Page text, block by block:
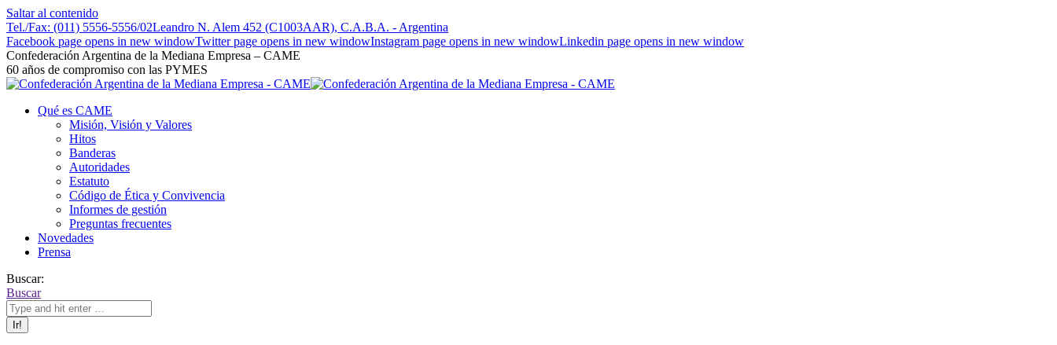
Saltar al contenido
Tel./Fax: (011) 5556-5556/02Leandro N. Alem 452 (C1003AAR), C.A.B.A. - Argentina
Facebook page opens in new windowTwitter page opens in new windowInstagram page opens in new windowLinkedin page opens in new window
Confederación Argentina de la Mediana Empresa – CAME
60 años de compromiso con las PYMES
Qué es CAME
Misión, Visión y Valores
Hitos
Banderas
Autoridades
Estatuto
Código de Ética y Convivencia
Informes de gestión
Preguntas frecuentes
Novedades
Prensa
Buscar:
Buscar